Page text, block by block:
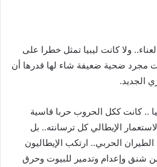
ولا كانت ليبيا تمثل خطرا على
مجرد ضحية ضعيفة شاء لها قدرها أن
الجديد.
.. كانت ككل الحروب حربا قاسية
الإيطالي كل ترسانته.. بل
الحربي.. ارتكب الإيطاليون
شنق وإعدام وتدمير للبيوت وحرق